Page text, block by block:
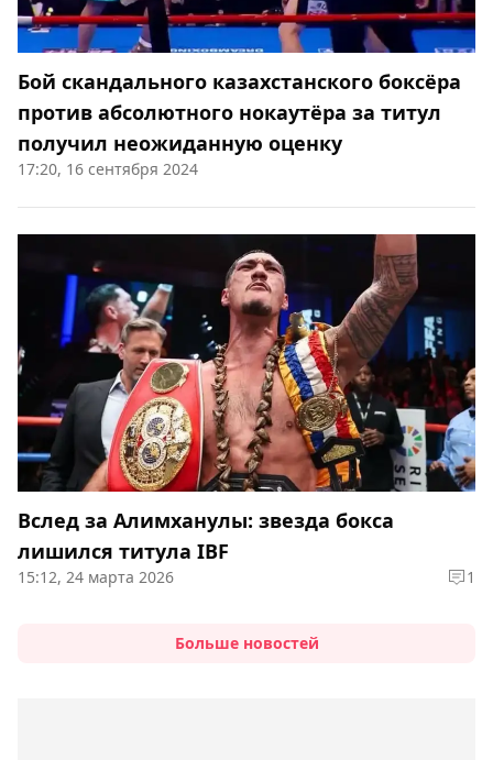
Бой скандального казахстанского боксёра
против абсолютного нокаутёра за титул
получил неожиданную оценку
17:20, 16 сентября 2024
Вслед за Алимханулы: звезда бокса
лишился титула IBF
15:12, 24 марта 2026 1
Больше новостей